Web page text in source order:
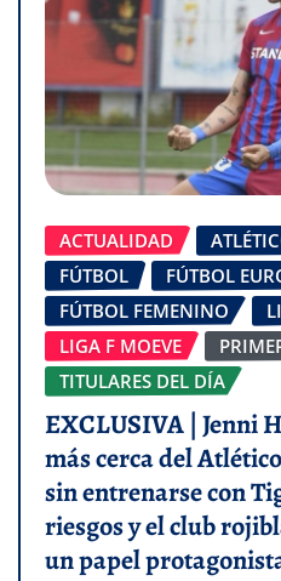
ACTUALIDAD
FÚTBOL
FÚTBOL
FÚTBOL FEMENINO
LIGA F MOEVE
TITULARES DEL DÍA
EXCLUSIVA | Jenni
más cerca del
sin entrenarse con
riesgos y el club
un papel